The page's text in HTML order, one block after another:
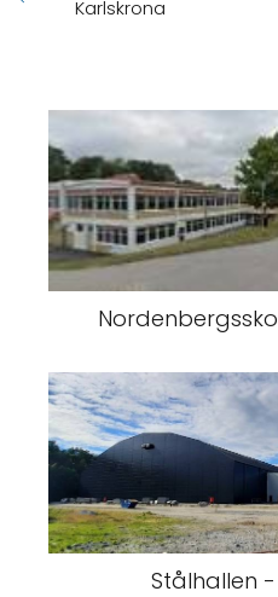
Karlskrona
Stålhallen